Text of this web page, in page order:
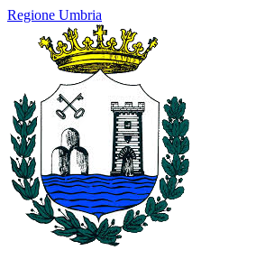
Regione Umbria